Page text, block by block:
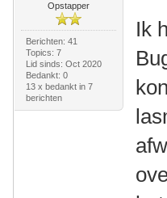
Opstapper
Berichten: 41
Topics: 7
Lid sinds: Oct 2020
Bedankt: 0
13 x bedankt in 7
berichten
Ik